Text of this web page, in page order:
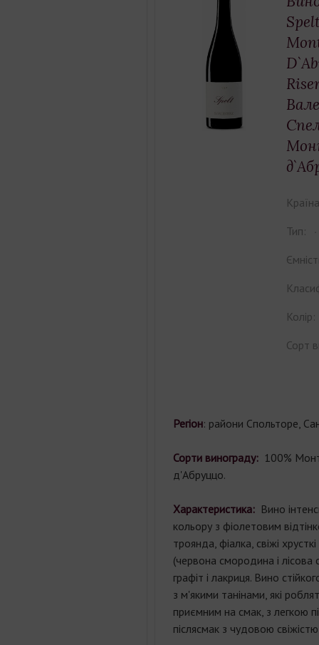
Тип:
Колір:
Сорт
Регіон: райони Спольторе,
Сорти винограду: 100%
д'Абруццо.
Характеристика: Вино
кольору з фіолетовим
троянда, фіалка, свіжі
(червона смородина і лісова
графіт і лакриця. Вино
з м'якими танінами, які
приємним на смак, з легкою
післясмак з чудовою свіжістю